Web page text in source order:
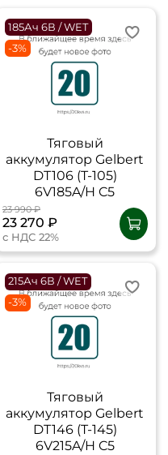
185Ач 6В / WET
-3%
Тяговый
аккумулятор Gelbert
DT106 (T-105)
6V185A/H C5
23 990 ₽
23 270 ₽
с НДС 22%
215Ач 6В / WET
-3%
Тяговый
аккумулятор Gelbert
DT146 (T-145)
6V215A/H C5